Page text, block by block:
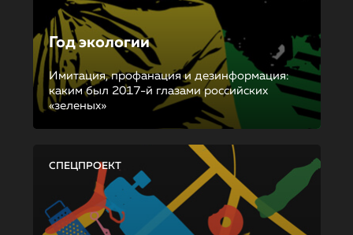
Год экологии
Имитация, профанация и дезинформация:
каким был 2017-й глазами российских
«зеленых»
СПЕЦПРОЕКТ